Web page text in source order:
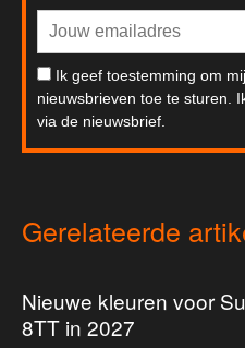
Ik geef toestemming om
nieuwsbrieven toe te sturen.
via de nieuwsbrief.
Gerelateerde
Nieuwe kleuren voor
8TT in 2027